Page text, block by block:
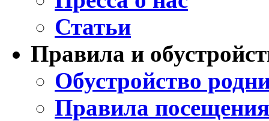
Статьи
Правила и
Обустройство
Правила